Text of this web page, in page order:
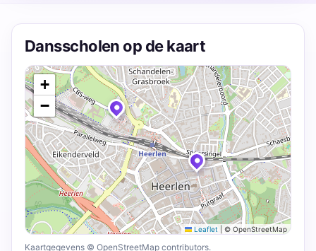
Dansscholen op de kaart
+
−
Leaflet © OpenStreetMap
Kaartgegevens © OpenStreetMap contributors.